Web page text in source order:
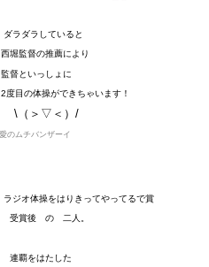
ダラダラしていると
堀監督の推薦により
督といっしょに
度目の体操ができちゃいます！
（＞▽＜）/
愛のムチバンザーイ
ラジオ体操をはりきってやってるで賞
賞後 の 二人。
覇をはたした